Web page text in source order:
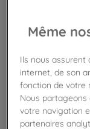
Liste des
Même
Ils nous
internet, de son
fonction de votre
Nous
votre navigation
partenaires